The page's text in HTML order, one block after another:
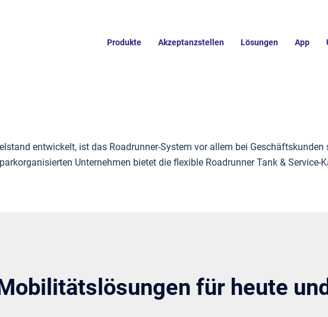
Produkte Akzeptanzstellen Lösungen App
willkommen bei
entwickelt, ist das Roadrunner-System vor allem bei Geschäftskunden
Unternehmen bietet die flexible Roadrunner Tank & Service-
für heute